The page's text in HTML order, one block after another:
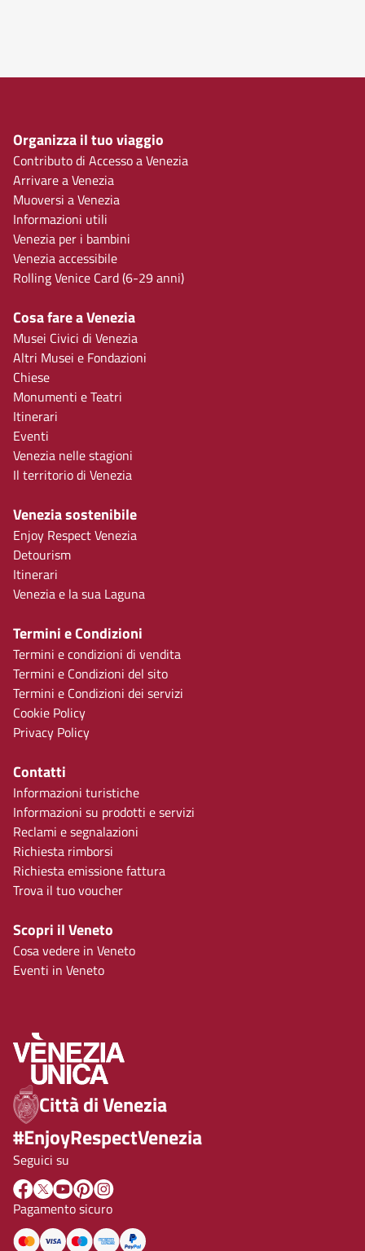
Organizza il tuo viaggio
Contributo di Accesso a Venezia
Arrivare a Venezia
Muoversi a Venezia
Informazioni utili
Venezia per i bambini
Venezia accessibile
Rolling Venice Card (6-29 anni)
Cosa fare a Venezia
Musei Civici di Venezia
Altri Musei e Fondazioni
Chiese
Monumenti e Teatri
Itinerari
Eventi
Venezia nelle stagioni
Il territorio di Venezia
Venezia sostenibile
Enjoy Respect Venezia
Detourism
Itinerari
Venezia e la sua Laguna
Termini e Condizioni
Termini e condizioni di vendita
Termini e Condizioni del sito
Termini e Condizioni dei servizi
Cookie Policy
Privacy Policy
Contatti
Informazioni turistiche
Informazioni su prodotti e servizi
Reclami e segnalazioni
Richiesta rimborsi
Richiesta emissione fattura
Trova il tuo voucher
Scopri il Veneto
Cosa vedere in Veneto
Eventi in Veneto
Città di Venezia
#EnjoyRespectVenezia
Seguici su
Pagamento sicuro